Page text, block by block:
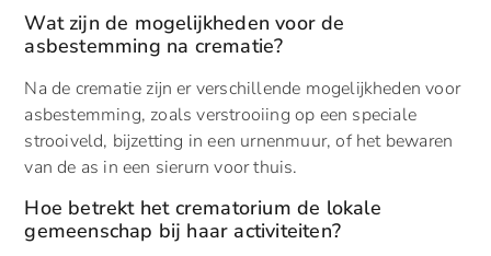
Wat zijn de mogelijkheden voor de
asbestemming na crematie?
Na de crematie zijn er verschillende mogelijkheden voor
asbestemming, zoals verstrooiing op een speciale
strooiveld, bijzetting in een urnenmuur, of het bewaren
van de as in een sierurn voor thuis.
Hoe betrekt het crematorium de lokale
gemeenschap bij haar activiteiten?